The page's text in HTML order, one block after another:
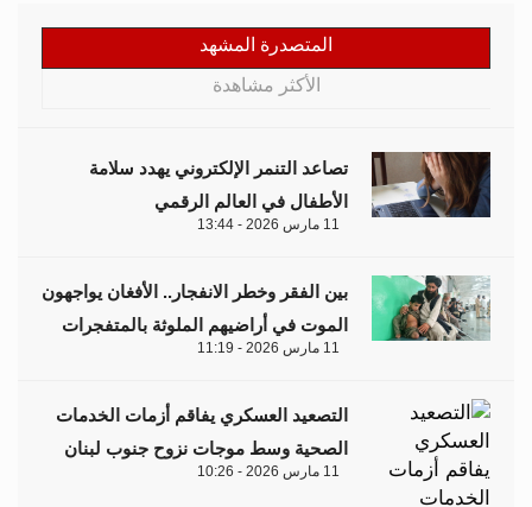
المتصدرة المشهد
الأكثر مشاهدة
تصاعد التنمر الإلكتروني يهدد سلامة
الأطفال في العالم الرقمي
11 مارس 2026 - 13:44
بين الفقر وخطر الانفجار.. الأفغان يواجهون
الموت في أراضيهم الملوثة بالمتفجرات
11 مارس 2026 - 11:19
التصعيد العسكري يفاقم أزمات الخدمات
الصحية وسط موجات نزوح جنوب لبنان
11 مارس 2026 - 10:26